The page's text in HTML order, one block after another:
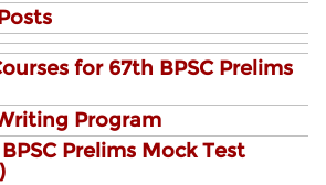
for 67th BPSC Prelims
Program
Prelims Mock Test